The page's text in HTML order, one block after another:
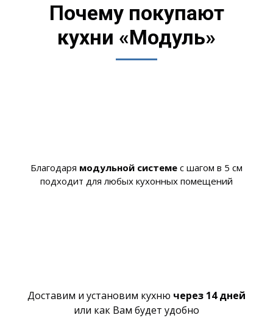
Почему покупают
кухни «Модуль»
Благодаря модульной системе с шагом в 5 см
подходит для любых кухонных помещений
Доставим и установим кухню через 14 дней
или как Вам будет удобно